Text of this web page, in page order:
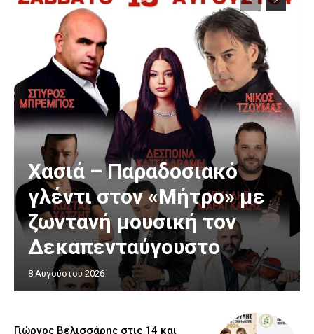
Χασιά – Παραδοσιακό
γλέντι στον «Μήτρο» με
ζωντανή μουσική τον
Δεκαπενταύγουστο
8 Αυγούστου 2026
Γιώργος Βελισσάρης στις 14 και